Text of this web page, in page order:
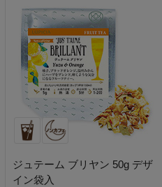
ジュテーム ブリヤン 50g デザ
イン袋入